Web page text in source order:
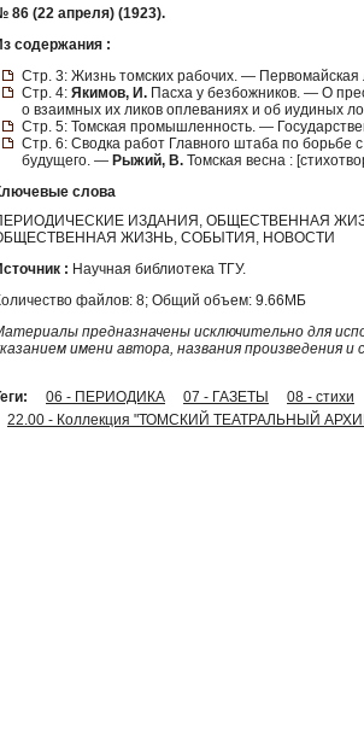
86 (22 апреля) (1923).
содержания :
Стр. 3: Жизнь томских рабочих. — Первомайская
Стр. 4: Якимов, И. Пасха у безбожников. — О
о взаимных их ликов оплеваниях и об иудиных
Стр. 5: Томская промышленность. —
Стр. 6: Сводка работ Главного штаба по
будущего. — Рыжий, В. Томская весна :
слова
ИЗДАНИЯ, ОБЩЕСТВЕННАЯ
ЖИЗНЬ, СОБЫТИЯ, НОВОСТИ
: Научная библиотека ТГУ.
файлов: 8; Общий объем: 9.66МБ
предназначены исключительно для
имени автора, названия произведения
06 - ПЕРИОДИКА 07 - ГАЗЕТЫ 08 - стихи
22.00 - Коллекция "ТОМСКИЙ ТЕАТРАЛЬНЫЙ